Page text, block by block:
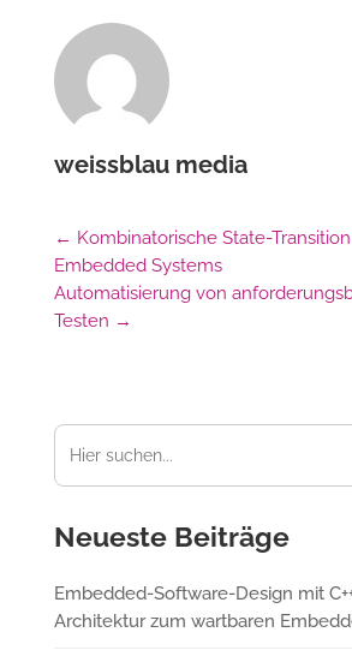
weissblau media
← Kombinatorische State-
Embedded Systems
Automatisierung von
Testen →
Suchen
nach:
Neueste Beiträge
Embedded-Software-Design mit
Architektur zum wartbaren